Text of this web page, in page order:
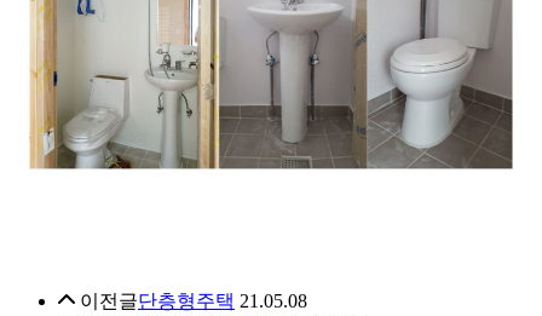
이전글단층형주택 21.05.08